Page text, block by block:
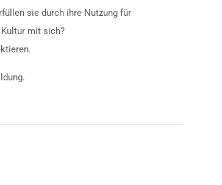
sie durch ihre Nutzung für
mit sich?